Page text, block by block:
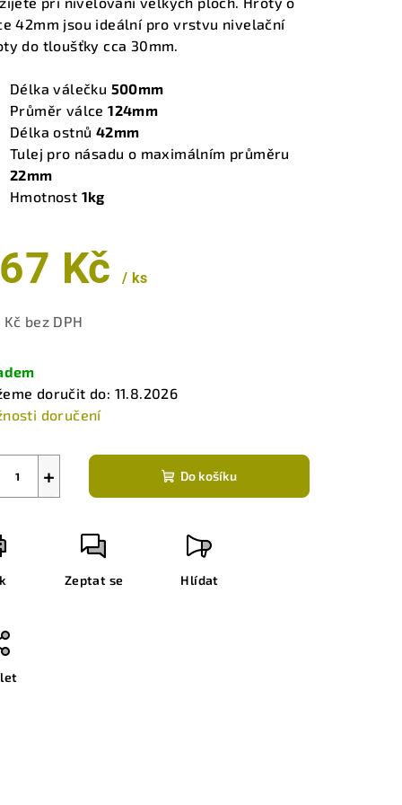
42mm jsou ideální pro vrstvu nivelační
do tloušťky cca 30mm.
Délka válečku 500mm
Průměr válce124mm
Délka ostnů 42mm
Tulej pro násadu o maximálním průměru
22mm
Hmotnost 1kg
Kč / ks
bez DPH
doručit do: 11.8.2026
doručení
+ Do košíku
Zeptat se Hlídat